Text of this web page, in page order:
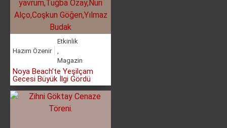
Hazım Özenir
Etkinlik
,
Magazin
Noya Beach’te Yeşilçam
Gecesi Büyük İlgi Gördü